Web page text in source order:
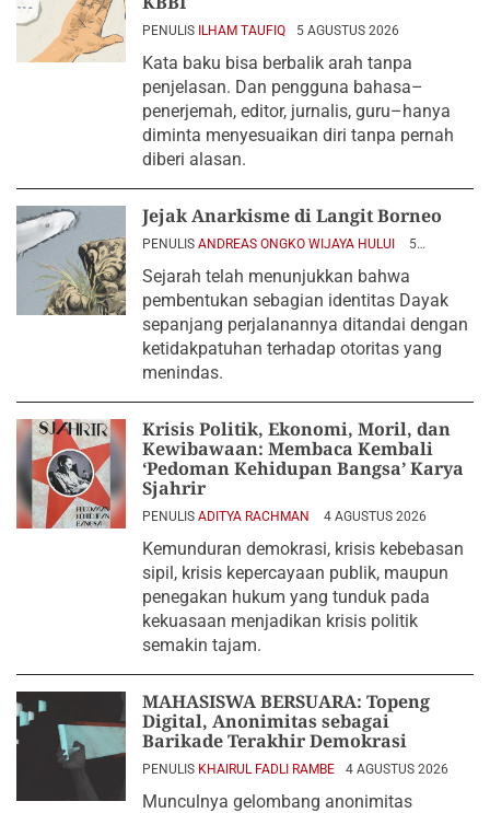
PENULIS ILHAM TAUFIQ 5 AGUSTUS 2026
Kata baku bisa berbalik arah tanpa
penjelasan. Dan pengguna bahasa–
penerjemah, editor, jurnalis, guru–hanya
diminta menyesuaikan diri tanpa pernah
diberi alasan.
Jejak Anarkisme di Langit Borneo
PENULIS ANDREAS ONGKO WIJAYA HULUI
5
Sejarah telah menunjukkan bahwa
pembentukan sebagian identitas Dayak
sepanjang perjalanannya ditandai dengan
ketidakpatuhan terhadap otoritas yang
menindas.
Krisis Politik, Ekonomi, Moril, dan
Kewibawaan: Membaca Kembali
‘Pedoman Kehidupan Bangsa’ Karya
Sjahrir
PENULIS ADITYA RACHMAN 4 AGUSTUS 2026
Kemunduran demokrasi, krisis kebebasan
sipil, krisis kepercayaan publik, maupun
penegakan hukum yang tunduk pada
kekuasaan menjadikan krisis politik
semakin tajam.
MAHASISWA BERSUARA: Topeng
Digital, Anonimitas sebagai
Barikade Terakhir Demokrasi
PENULIS KHAIRUL FADLI RAMBE 4 AGUSTUS 2026
Munculnya gelombang anonimitas